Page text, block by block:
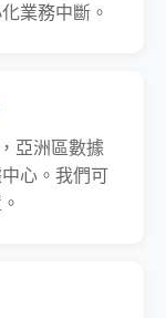
業務中斷。
亞洲區數據
心。我們可